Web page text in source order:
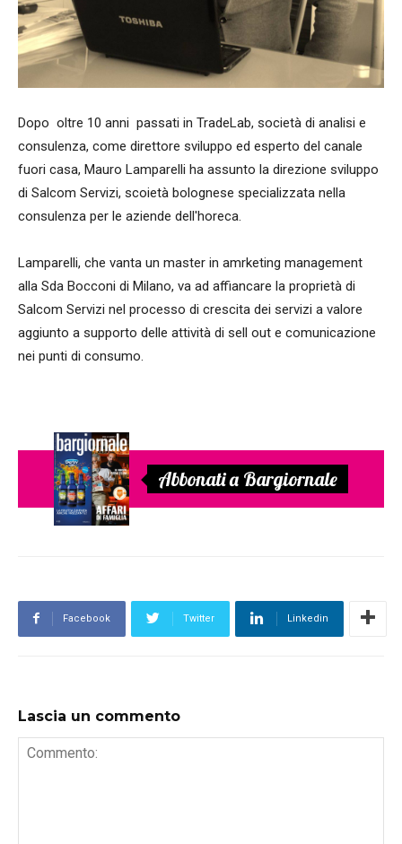
Dopo oltre 10 anni passati in TradeLab, società di analisi e
consulenza, come direttore sviluppo ed esperto del canale
fuori casa, Mauro Lamparelli ha assunto la direzione sviluppo
di Salcom Servizi, scoietà bolognese specializzata nella
consulenza per le aziende dell'horeca.
Lamparelli, che vanta un master in amrketing management
alla Sda Bocconi di Milano, va ad affiancare la proprietà di
Salcom Servizi nel processo di crescita dei servizi a valore
aggiunto a supporto delle attività di sell out e comunicazione
nei punti di consumo.
Abbonati a Bargiornale
Facebook Twitter Linkedin
Lascia un commento